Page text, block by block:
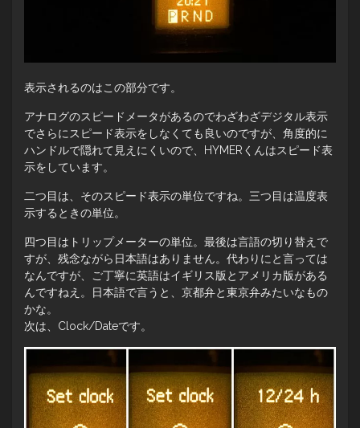
表示されるのはこの部分です。
アナログのスピードメータがあるのでわざわざデジタル表示
でさらにスピード表示をしなくても良いのですが、角度的に
ハンドルで隠れて見えにくいので、HYMERくんはスピード表
示をしています。
二つ目は、そのスピード表示の単位ですね。三つ目は温度表
示するときの単位。
四つ目はトリップメーターの単位。最後は言語の切り替えで
すが、残念ながら日本語はありません。代わりにと言っては
なんですが、ご丁寧に英語はイギリス版とアメリカ版がある
んですねえ。日本語で言うと、京都弁と東京弁みたいなもの
かな。
次は、Clock/Dateです。